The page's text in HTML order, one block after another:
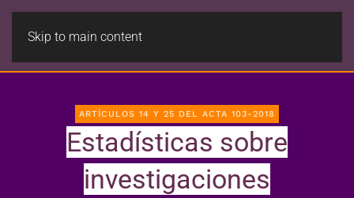
Skip to main content
ARTÍCULOS 14 Y 25 DEL ACTA 103-2018
Estadísticas sobre
investigaciones